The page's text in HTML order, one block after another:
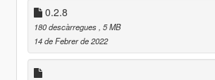
0.2.8
180 descàrregues , 5 MB
14 de Febrer de 2022